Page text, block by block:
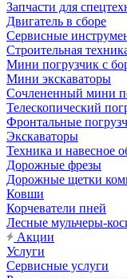
Запчасти для
Двигатель в сборе
Сервисные
Строительная
Мини погрузчик с
Мини экскаваторы
Сочлененный мини
Телескопический
Фронтальные
Экскаваторы
Техника и навесное
Дорожные фрезы
Дорожные щетки
Ковши
Корчеватели пней
Лесные мульчеры-
Акции
Услуги
Сервисные услуги